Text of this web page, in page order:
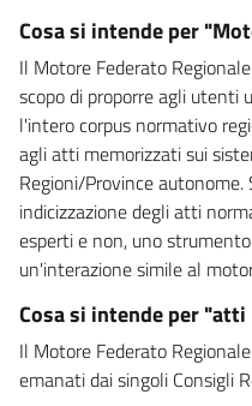
Cosa si intende per
Il Motore Federato
scopo di proporre agli utenti
l'intero corpus normativo
agli atti memorizzati sui
Regioni/Province
indicizzazione degli atti
esperti e non, uno
un'interazione simile al
Cosa si intende per
Il Motore Federato
emanati dai singoli Consigli